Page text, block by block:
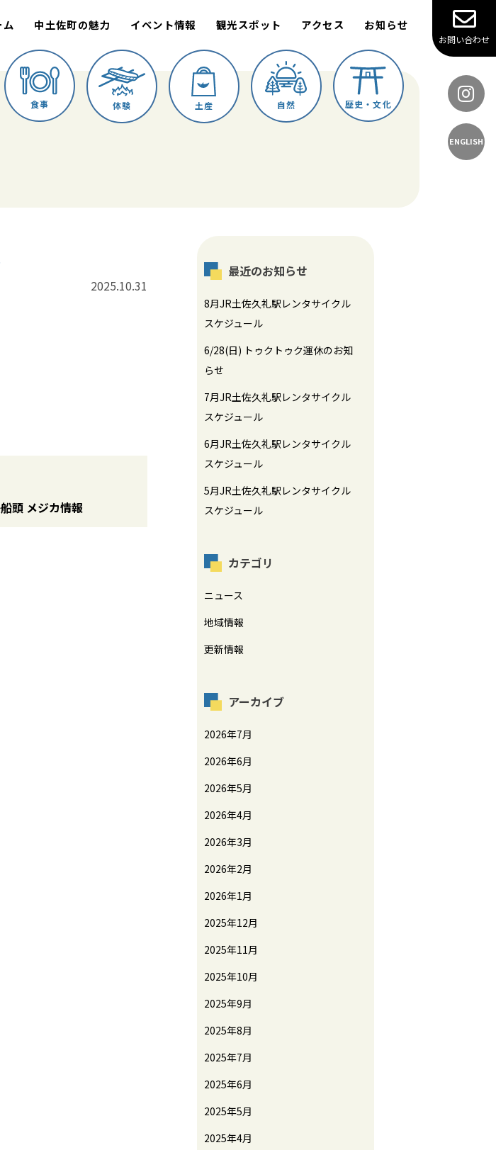
ム 中土佐町の魅力 イベント情報 観光スポット アクセス お知らせ
お問い合わせ
ENGLISH
食事 体験 土産 自然 歴史・文化
2025.10.31
頭 メジカ情報
最近のお知らせ
8月JR土佐久礼駅レンタサイクル
スケジュール
6/28(日) トゥクトゥク運休のお知
らせ
7月JR土佐久礼駅レンタサイクル
スケジュール
6月JR土佐久礼駅レンタサイクル
スケジュール
5月JR土佐久礼駅レンタサイクル
スケジュール
カテゴリ
ニュース
地域情報
更新情報
アーカイブ
2026年7月
2026年6月
2026年5月
2026年4月
2026年3月
2026年2月
2026年1月
2025年12月
2025年11月
2025年10月
2025年9月
2025年8月
2025年7月
2025年6月
2025年5月
2025年4月